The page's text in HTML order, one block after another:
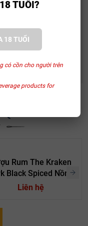
TUỔI?
18 TUỔI
có cồn cho người trên
products for
17%
Rum The Kraken
Black Spiced Nồng
Độ 40%
Liên hệ